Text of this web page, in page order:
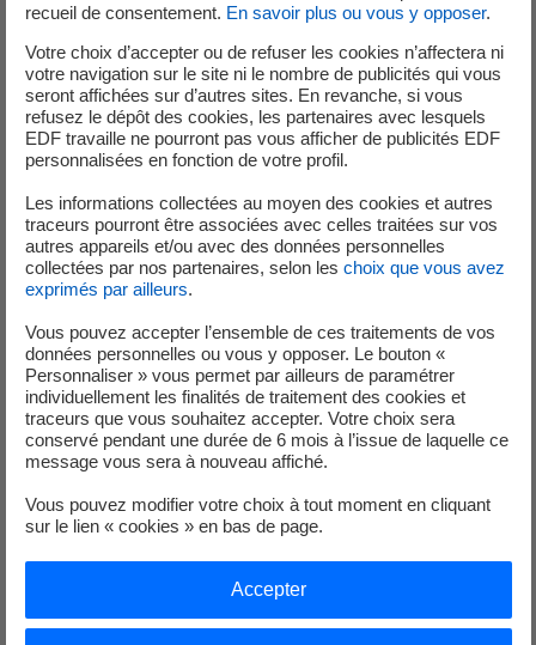
■ Diplômé(e) d'un Bac ou d'un Bac pro
■ Connaissances de l'environnement réglementaire
technique et QSSE
■ Connaissance des référentiels EDF (SMI, GNI, NT85-114,
RPP…)
■ Rédiger un compte-rendu d'intervention.
■ Régler et contrôler le bon fonctionnement des
équipements.
■ Remettre en service et prendre les mesures
conservatoires nécessaires.
■ Appréhender et évaluer les risques, en concertation
avec les parties prenantes.
■ Avoir des connaissances en électricité basse tension
■ Avoir des connaissances en mécanique et ventilation
industrielle
engagement
recueil de consentement. En savoir plus ou vous y opposer.
Votre choix d’accepter ou de refuser les cookies n’affectera ni
votre navigation sur le site ni le nombre de publicités qui vous
seront affichées sur d’autres sites. En revanche, si vous
refusez le dépôt des cookies, les partenaires avec lesquels
EDF travaille ne pourront pas vous afficher de publicités EDF
personnalisées en fonction de votre profil.
Les informations collectées au moyen des cookies et autres
traceurs pourront être associées avec celles traitées sur vos
autres appareils et/ou avec des données personnelles
collectées par nos partenaires, selon les choix que vous avez
exprimés par ailleurs.
Vous pouvez accepter l’ensemble de ces traitements de vos
données personnelles ou vous y opposer. Le bouton «
Personnaliser » vous permet par ailleurs de paramétrer
individuellement les finalités de traitement des cookies et
traceurs que vous souhaitez accepter. Votre choix sera
conservé pendant une durée de 6 mois à l’issue de laquelle ce
message vous sera à nouveau affiché.
Vous pouvez modifier votre choix à tout moment en cliquant
sur le lien « cookies » en bas de page.
Accepter